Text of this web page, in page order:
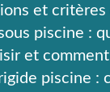
et critères
piscine :
et
piscine :